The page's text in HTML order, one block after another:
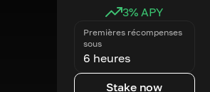
3% APY
Premières récompenses
sous
6 heures
Stake now